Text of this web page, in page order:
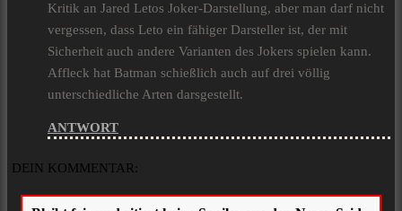
Kritik an Jared Letos Joker-Darstellung, aber man darf nicht
vergessen, dass Leto ein fähiger Darsteller ist, der mit
Sicherheit auch andere Varianten des Jokers spielen kann.
Affleck hat Batman schießlich auch auf drei völlig
unterschiedliche Arten darsgestellt.
ANTWORT
DEIN KOMMENTAR: